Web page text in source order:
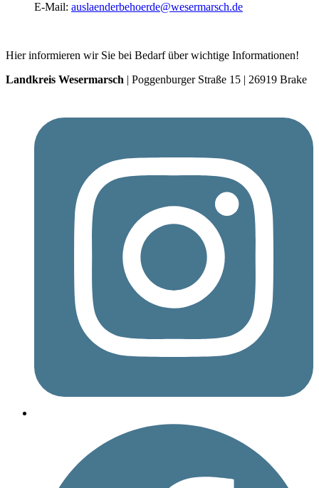
E-Mail: auslaenderbehoerde@wesermarsch.de
Hier informieren wir Sie bei Bedarf über wichtige Informationen!
Landkreis Wesermarsch | Poggenburger Straße 15 | 26919 Brake